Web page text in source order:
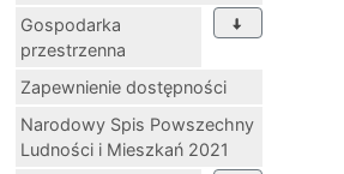
Gospodarka
przestrzenna
Zapewnienie dostępności
Narodowy Spis Powszechny
Ludności i Mieszkań 2021